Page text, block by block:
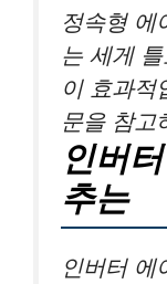
정속형 에
는 세게
이 효과적
문을 참고
인버
추는
인버터 에